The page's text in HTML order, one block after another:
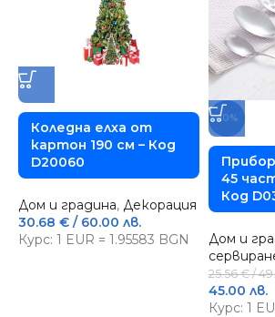
Коледна елха от
картон 190 см – Код
D20060
Дом и градина, Декорация
30.68 € / 60.00 лв.
Курс: 1 EUR = 1.95583 BGN
-10%
45
Код
Дом и
25.56€/
45.00 лв.
Курс: 1